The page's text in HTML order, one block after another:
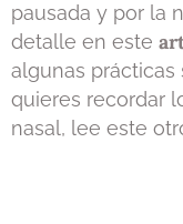
pausada y por la
detalle en este
algunas prácticas
quieres recordar
nasal, lee este